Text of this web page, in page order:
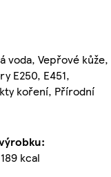
voda, Vepřové kůže,
E250, E451,
koření, Přírodní
kcal